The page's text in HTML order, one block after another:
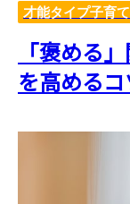
才能タイプ子育て
「褒める
を高める